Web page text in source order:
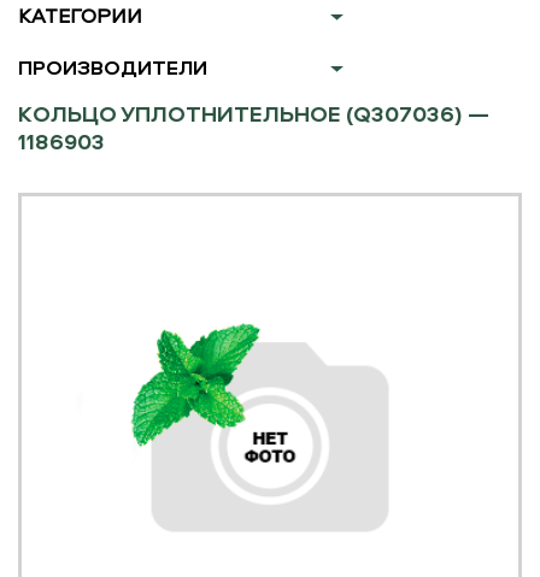
КАТЕГОРИИ
ПРОИЗВОДИТЕЛИ
КОЛЬЦО УПЛОТНИТЕЛЬНОЕ (Q307036) —
1186903